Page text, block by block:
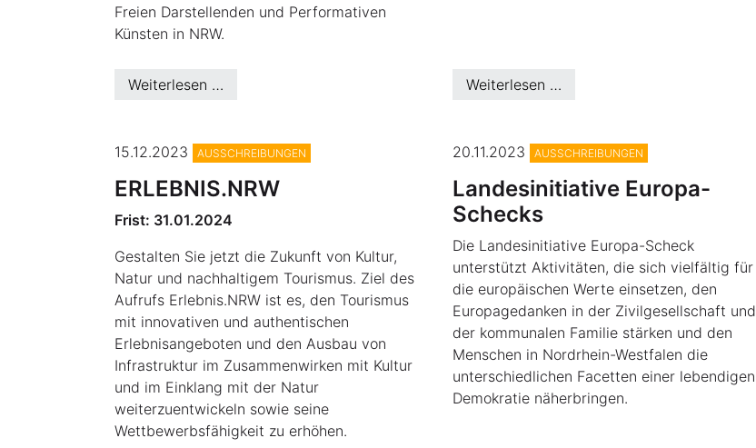
Freien Darstellenden und Performativen
Künsten in NRW.
Weiterlesen … Weiterlesen …
15.12.2023 AUSSCHREIBUNGEN
ERLEBNIS.NRW
Frist: 31.01.2024
Gestalten Sie jetzt die Zukunft von Kultur,
Natur und nachhaltigem Tourismus. Ziel des
Aufrufs Erlebnis.NRW ist es, den Tourismus
mit innovativen und authentischen
Erlebnisangeboten und den Ausbau von
Infrastruktur im Zusammenwirken mit Kultur
und im Einklang mit der Natur
weiterzuentwickeln sowie seine
Wettbewerbsfähigkeit zu erhöhen.
20.11.2023 AUSSCHREIBUNGEN
Landesinitiative Europa-
Schecks
Die Landesinitiative Europa-Scheck
unterstützt Aktivitäten, die sich vielfältig für
die europäischen Werte einsetzen, den
Europagedanken in der Zivilgesellschaft und
der kommunalen Familie stärken und den
Menschen in Nordrhein-Westfalen die
unterschiedlichen Facetten einer lebendigen
Demokratie näherbringen.